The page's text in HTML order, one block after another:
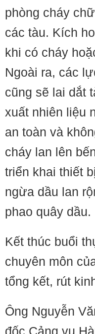
phòng cháy
các tàu. Kích
khi có cháy
Ngoài ra, các
cũng sẽ lai dắt
xuất nhiên liệu
an toàn và
cháy lan lên
triển khai thiết
ngừa dầu lan
phao quây dầu.
Kết thúc buổi
chuyên môn
tổng kết, rút
Ông Nguyễn
đốc Cảng vụ